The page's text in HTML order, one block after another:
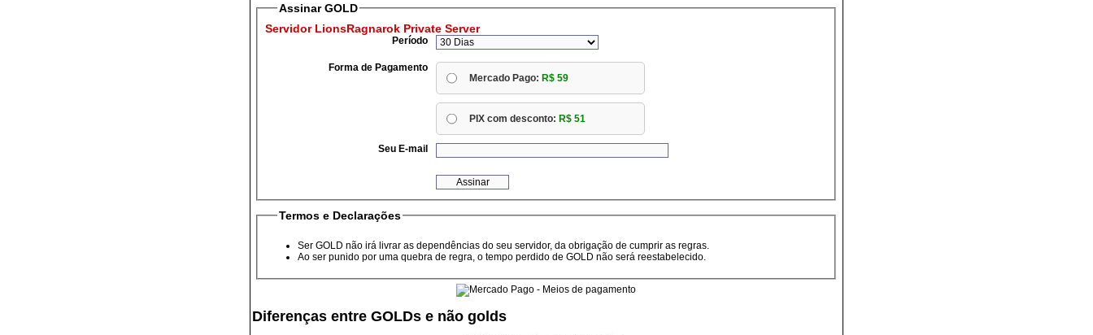
Assinar GOLD
Servidor LionsRagnarok Private Server
Período
Forma de Pagamento
Mercado Pago: R$ 59
PIX com desconto: R$ 51
Seu E-mail
Termos e Declarações
Ser GOLD não irá livrar as dependências do seu servidor, da obrigação de cumprir as regras.
Ao ser punido por uma quebra de regra, o tempo perdido de GOLD não será reestabelecido.
Diferenças entre GOLDs e não golds